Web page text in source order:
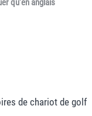
qu'en anglais
de chariot de golf